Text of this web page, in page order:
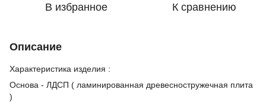
В избранное К сравнению
Описание
Характеристика изделия :
Основа - ЛДСП ( ламинированная древесностружечная плита
)